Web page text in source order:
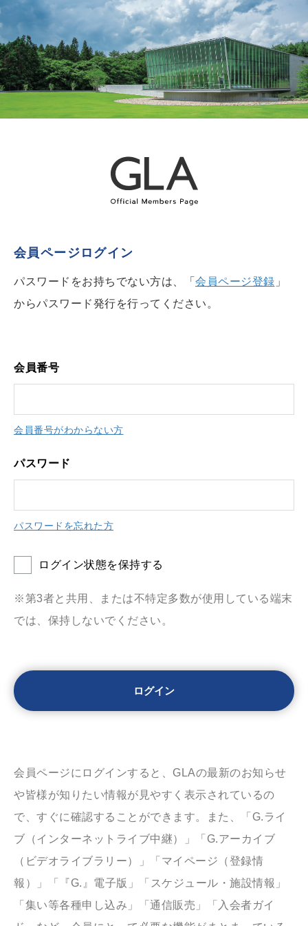
会員ページログイン
パスワードをお持ちでない方は、「 会員ページ登録 」
からパスワード発行を行ってください。
会員番号
会員番号がわからない方
パスワード
パスワードを忘れた方
ログイン状態を保持する
※第3者と共用、または不特定多数が使用している端末
では、保持しないでください。
会員ページにログインすると、GLAの最新のお知らせ
や皆様が知りたい情報が見やすく表示されているの
で、すぐに確認することができます。また、「G.ライ
ブ（インターネットライブ中継）」「G.アーカイブ
（ビデオライブラリー）」「マイページ（登録情
報）」「『G.』電子版」「スケジュール・施設情報」
「集い等各種申し込み」「通信販売」「入会者ガイ